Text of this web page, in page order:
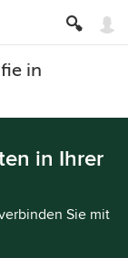
in
in Ihrer
Sie mit